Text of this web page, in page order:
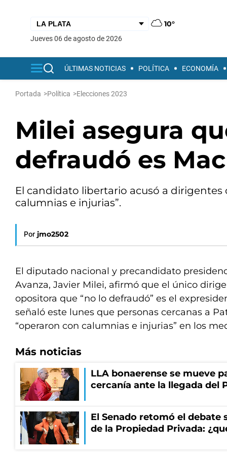
10°
jueves 06 de agosto de 2026
ÚLTIMAS NOTICIAS POLÍTICA ECONOMÍA
Portada >Política >Elecciones 2023
Milei asegura
defraudó es
El candidato libertario acusó a
calumnias e injurias”.
Por jmo2502
El diputado nacional y precandidato
Avanza, Javier Milei, afirmó que el único
opositora que “no lo defraudó” es el
señaló este lunes que personas cercanas a
“operaron con calumnias e injurias” en los
Más noticias
LLA bonaerense se mueve
cercanía ante la llegada del
El Senado retomó el debate
de la Propiedad Privada: